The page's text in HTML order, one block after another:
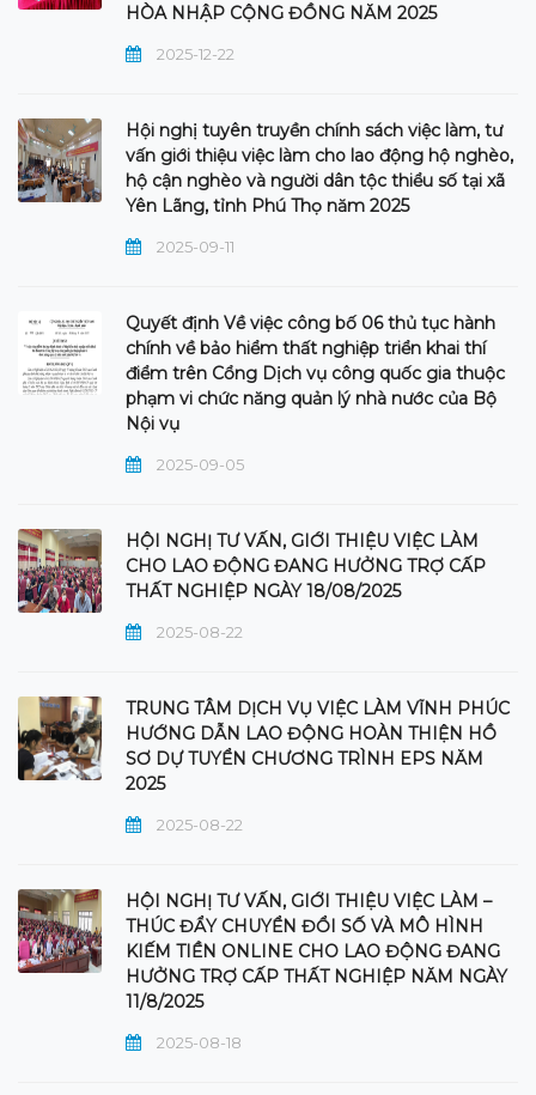
HÒA NHẬP CỘNG ĐỒNG NĂM 2025
2025-12-22
Hội nghị tuyên truyền chính sách việc làm, tư
vấn giới thiệu việc làm cho lao động hộ nghèo,
hộ cận nghèo và người dân tộc thiểu số tại xã
Yên Lãng, tỉnh Phú Thọ năm 2025
2025-09-11
Quyết định Về việc công bố 06 thủ tục hành
chính về bảo hiểm thất nghiệp triển khai thí
điểm trên Cổng Dịch vụ công quốc gia thuộc
phạm vi chức năng quản lý nhà nước của Bộ
Nội vụ
2025-09-05
HỘI NGHỊ TƯ VẤN, GIỚI THIỆU VIỆC LÀM
CHO LAO ĐỘNG ĐANG HƯỞNG TRỢ CẤP
THẤT NGHIỆP NGÀY 18/08/2025
2025-08-22
TRUNG TÂM DỊCH VỤ VIỆC LÀM VĨNH PHÚC
HƯỚNG DẪN LAO ĐỘNG HOÀN THIỆN HỒ
SƠ DỰ TUYỂN CHƯƠNG TRÌNH EPS NĂM
2025
2025-08-22
HỘI NGHỊ TƯ VẤN, GIỚI THIỆU VIỆC LÀM –
THÚC ĐẨY CHUYỂN ĐỔI SỐ VÀ MÔ HÌNH
KIẾM TIỀN ONLINE CHO LAO ĐỘNG ĐANG
HƯỞNG TRỢ CẤP THẤT NGHIỆP NĂM NGÀY
11/8/2025
2025-08-18